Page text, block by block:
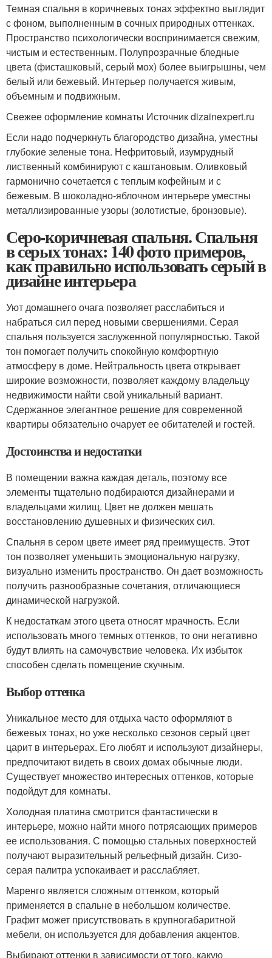
Темная спальня в коричневых тонах эффектно выглядит
с фоном, выполненным в сочных природных оттенках.
Пространство психологически воспринимается свежим,
чистым и естественным. Полупрозрачные бледные
цвета (фисташковый, серый мох) более выигрышны, чем
белый или бежевый. Интерьер получается живым,
объемным и подвижным.
Свежее оформление комнаты Источник dizainexpert.ru
Если надо подчеркнуть благородство дизайна, уместны
глубокие зеленые тона. Нефритовый, изумрудный
лиственный комбинируют с каштановым. Оливковый
гармонично сочетается с теплым кофейным и с
бежевым. В шоколадно-яблочном интерьере уместны
металлизированные узоры (золотистые, бронзовые).
Серо-коричневая спальня. Спальня
в серых тонах: 140 фото примеров,
как правильно использовать серый в
дизайне интерьера
Уют домашнего очага позволяет расслабиться и
набраться сил перед новыми свершениями. Серая
спальня пользуется заслуженной популярностью. Такой
тон помогает получить спокойную комфортную
атмосферу в доме. Нейтральность цвета открывает
широкие возможности, позволяет каждому владельцу
недвижимости найти свой уникальный вариант.
Сдержанное элегантное решение для современной
квартиры обязательно очарует ее обитателей и гостей.
Достоинства и недостатки
В помещении важна каждая деталь, поэтому все
элементы тщательно подбираются дизайнерами и
владельцами жилищ. Цвет не должен мешать
восстановлению душевных и физических сил.
Спальня в сером цвете имеет ряд преимуществ. Этот
тон позволяет уменьшить эмоциональную нагрузку,
визуально изменить пространство. Он дает возможность
получить разнообразные сочетания, отличающиеся
динамической нагрузкой.
К недостаткам этого цвета относят мрачность. Если
использовать много темных оттенков, то они негативно
будут влиять на самочувствие человека. Их избыток
способен сделать помещение скучным.
Выбор оттенка
Уникальное место для отдыха часто оформляют в
бежевых тонах, но уже несколько сезонов серый цвет
царит в интерьерах. Его любят и используют дизайнеры,
предпочитают видеть в своих домах обычные люди.
Существует множество интересных оттенков, которые
подойдут для комнаты.
Холодная платина смотрится фантастически в
интерьере, можно найти много потрясающих примеров
ее использования. С помощью стальных поверхностей
получают выразительный рельефный дизайн. Сизо-
серая палитра успокаивает и расслабляет.
Маренго является сложным оттенком, который
применяется в спальне в небольшом количестве.
Графит может присутствовать в крупногабаритной
мебели, он используется для добавления акцентов.
Выбирают оттенки в зависимости от того, какую